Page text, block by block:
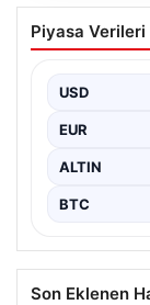
Binlerce
yeni transferi
başladı.…
Piyasa Verileri
USD
EUR
ALTIN
BTC
Son Eklenen